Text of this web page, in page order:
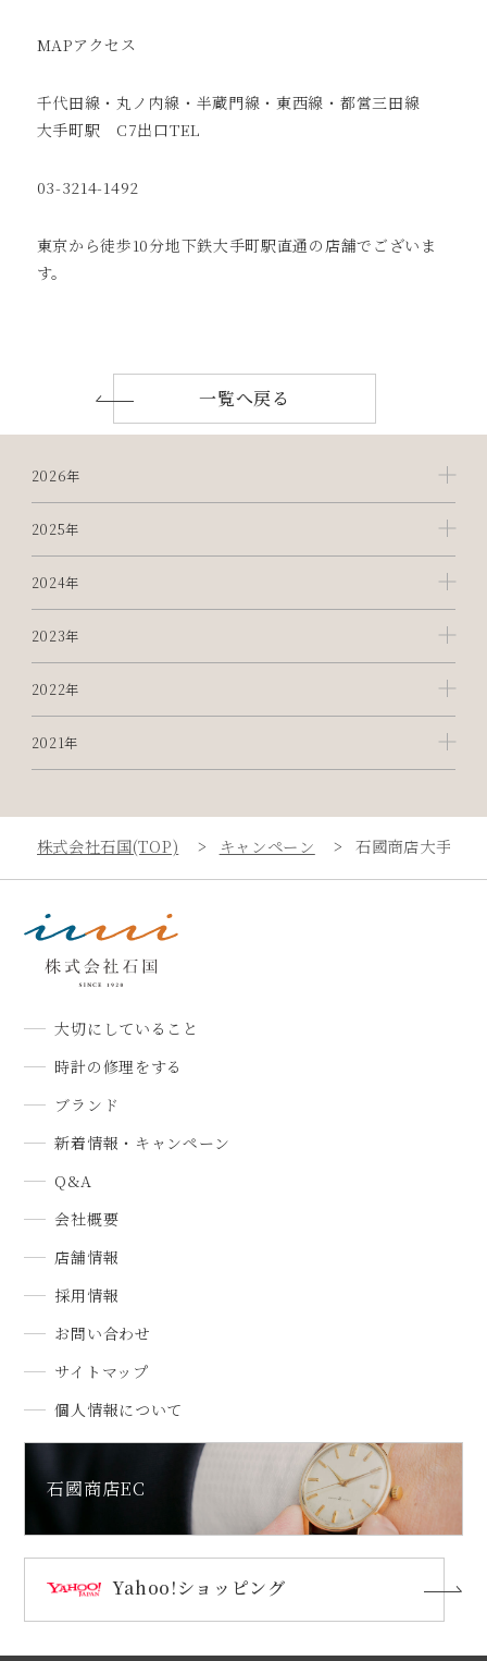
MAPアクセス
千代田線・丸ノ内線・半蔵門線・東西線・都営三田線
大手町駅 C7出口TEL
03-3214-1492
東京から徒歩10分地下鉄大手町駅直通の店舗でございま
す。
一覧へ戻る
2026年
2025年
2024年
2023年
2022年
2021年
株式会社石国(TOP) キャンペーン 石國商店大手町
大切にしていること
時計の修理をする
ブランド
新着情報・キャンペーン
Q&A
会社概要
店舗情報
採用情報
お問い合わせ
サイトマップ
個人情報について
石國商店EC
Yahoo!ショッピング